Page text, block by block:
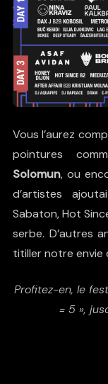
Vous l’aurez
pointures
Solomun, ou
d’artistes
Sabaton, Hot
serbe. D’autres
titiller notre envie
Profitez-en, le
= 5 »,